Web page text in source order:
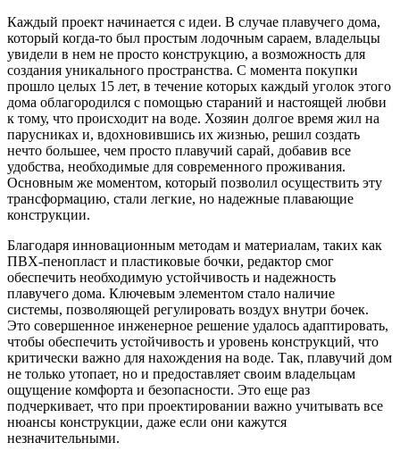
Каждый проект начинается с идеи. В случае плавучего дома,
который когда-то был простым лодочным сараем, владельцы
увидели в нем не просто конструкцию, а возможность для
создания уникального пространства. С момента покупки
прошло целых 15 лет, в течение которых каждый уголок этого
дома облагородился с помощью стараний и настоящей любви
к тому, что происходит на воде. Хозяин долгое время жил на
парусниках и, вдохновившись их жизнью, решил создать
нечто большее, чем просто плавучий сарай, добавив все
удобства, необходимые для современного проживания.
Основным же моментом, который позволил осуществить эту
трансформацию, стали легкие, но надежные плавающие
конструкции.
Благодаря инновационным методам и материалам, таких как
ПВХ-пенопласт и пластиковые бочки, редактор смог
обеспечить необходимую устойчивость и надежность
плавучего дома. Ключевым элементом стало наличие
системы, позволяющей регулировать воздух внутри бочек.
Это совершенное инженерное решение удалось адаптировать,
чтобы обеспечить устойчивость и уровень конструкций, что
критически важно для нахождения на воде. Так, плавучий дом
не только утопает, но и предоставляет своим владельцам
ощущение комфорта и безопасности. Это еще раз
подчеркивает, что при проектировании важно учитывать все
нюансы конструкции, даже если они кажутся
незначительными.